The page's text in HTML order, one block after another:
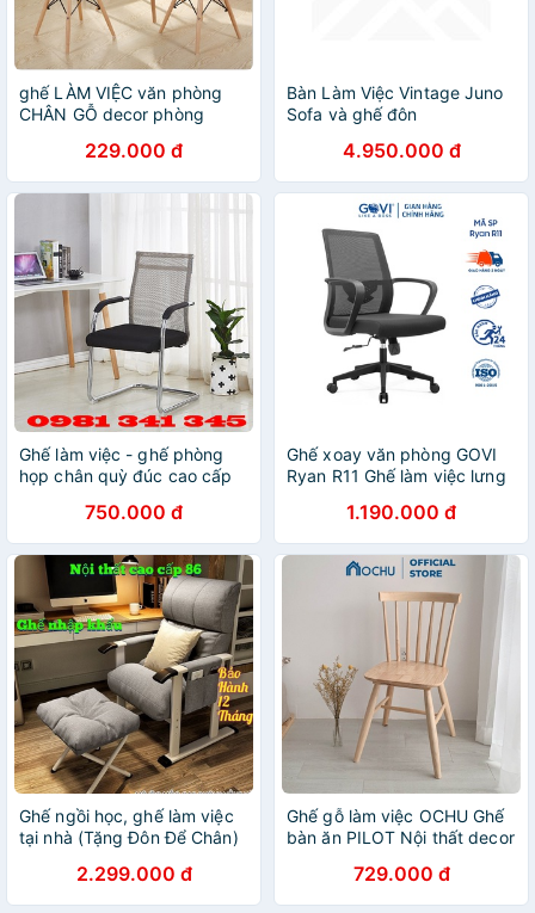
ghế LÀM VIỆC văn phòng
CHÂN GỖ decor phòng
229.000 đ
Bàn Làm Việc Vintage Juno
Sofa và ghế đôn
4.950.000 đ
Ghế làm việc - ghế phòng
họp chân quỳ đúc cao cấp
750.000 đ
Ghế xoay văn phòng GOVI
Ryan R11 Ghế làm việc lưng
1.190.000 đ
Ghế ngồi học, ghế làm việc
tại nhà (Tặng Đôn Để Chân)
2.299.000 đ
Ghế gỗ làm việc OCHU Ghế
bàn ăn PILOT Nội thất decor
729.000 đ